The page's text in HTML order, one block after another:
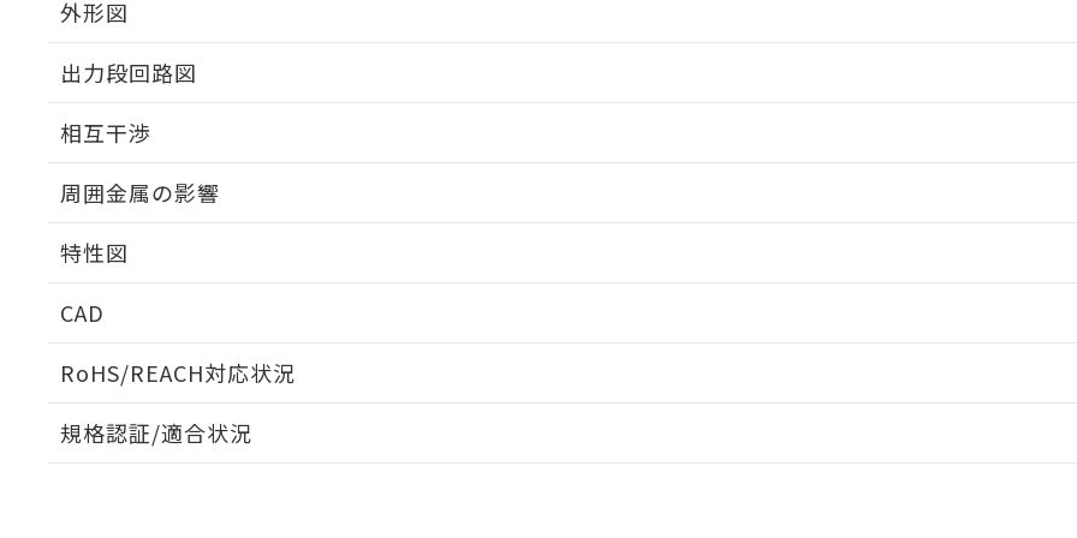
外形図
出力段回路図
相互干渉
周囲金属の影響
特性図
CAD
RoHS/REACH対応状況
EU RoHS 注意事項・凡例
規格認証/適合状況